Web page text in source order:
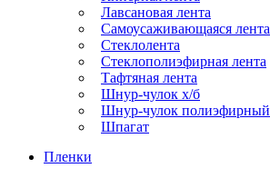
Лавсановая лента
Самоусаживающаяся лента
Стеклолента
Стеклополиэфирная лента
Тафтяная лента
Шнур-чулок х/б
Шнур-чулок полиэфирный
Шпагат
Пленки